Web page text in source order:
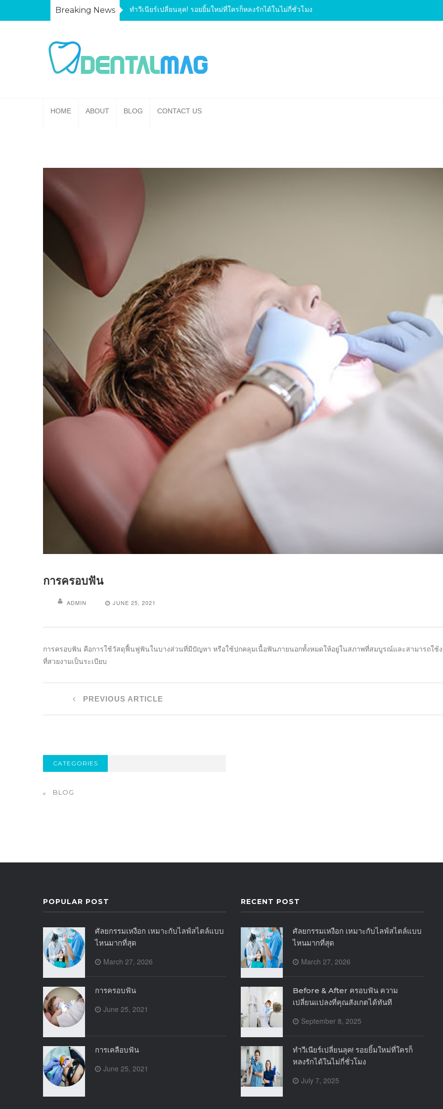
Breaking News ทำวีเนียร์เปลี่ยนลุค! รอยยิ้มใหม่ที่ใครก็หลงรักได้ในไม่กี่ชั่วโมง
HOME ABOUT BLOG CONTACT US
การครอบฟัน
ADMIN JUNE 25, 2021
การครอบฟัน คือการใช้วัสดุฟื้นฟูฟันในบางส่วนที่มีปัญหา หรือใช้ปกคลุมเนื้อฟันภายนอกทั้งหมดให้อยู่ในสภาพที่สมบูรณ์และสามารถใช้
ที่สวยงามเป็นระเบียบ
PREVIOUS ARTICLE
CATEGORIES
BLOG
POPULAR POST
ศัลยกรรมเหงือก เหมาะกับไลฟ์สไตล์แบบ
ไหนมากที่สุด
March 27, 2026
การครอบฟัน
June 25, 2021
การเคลือบฟัน
June 25, 2021
RECENT POST
ศัลยกรรมเหงือก เหมาะกับไลฟ์สไตล์แบบ
ไหนมากที่สุด
March 27, 2026
Before & After ครอบฟัน ความ
เปลี่ยนแปลงที่คุณสังเกตได้ทันที
September 8, 2025
ทำวีเนียร์เปลี่ยนลุค! รอยยิ้มใหม่ที่ใครก็
หลงรักได้ในไม่กี่ชั่วโมง
July 7, 2025